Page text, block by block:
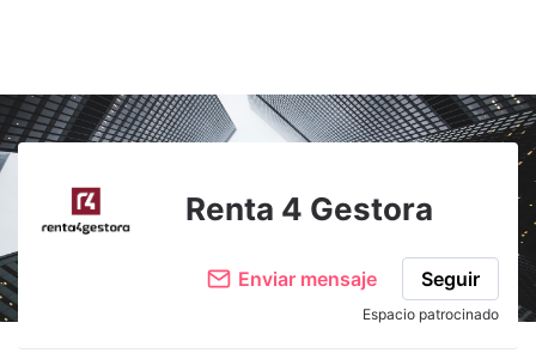
Renta 4 Gestora
Enviar mensaje Seguir
Espacio patrocinado